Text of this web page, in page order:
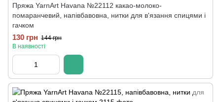
Пряжа YarnArt Havana №22112 какао-молоко-
помаранчевий, напівбавовна, нитки для в'язання спицями і
гачком
130 грн 144 грн
В наявності